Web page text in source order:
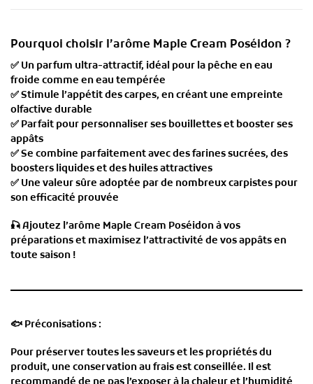
Pourquoi choisir l’arôme Maple Cream Poséidon ?
✅ Un parfum ultra-attractif, idéal pour la pêche en eau
froide comme en eau tempérée
✅Stimule l’appétit des carpes, en créant une empreinte
olfactive durable
✅ Parfait pour personnaliser ses bouillettes et booster ses
appâts
✅Se combine parfaitement avec des farines sucrées, des
boosters liquides et des huiles attractives
✅ Une valeur sûre adoptée par de nombreux carpistes pour
son efficacité prouvée
🎣Ajoutez l’arôme Maple Cream Poséidon à vos
préparations et maximisez l’attractivité de vos appâts en
toute saison !
🐟 Préconisations :
Pour préserver toutes les saveurs et les propriétés du
produit, une conservation au frais est conseillée. Il est